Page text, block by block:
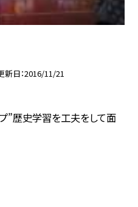
新日 2016/11/21
”歴史学習を工夫をして面